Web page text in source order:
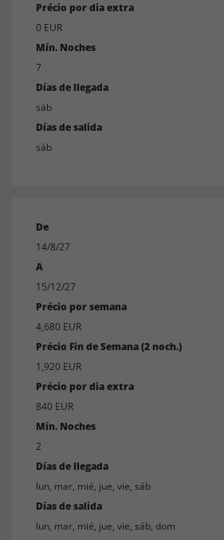
Précio por dia extra
0 EUR
Mín. Noches
7
Días de llegada
sáb
Días de salida
sáb
De
14/8/27
A
15/12/27
Précio por semana
4,680 EUR
Précio Fin de Semana (2 noch.)
1,920 EUR
Précio por dia extra
840 EUR
Mín. Noches
2
Días de llegada
lun, mar, mié, jue, vie, sáb
Días de salida
lun, mar, mié, jue, vie, sáb, dom